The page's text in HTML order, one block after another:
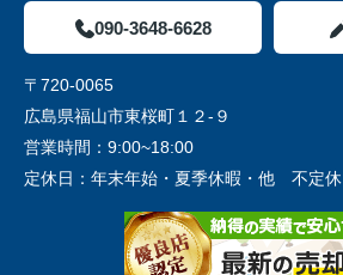
090-3648-6628
〒720-0065
広島県福山市東桜町１２-９
営業時間： 9:00~18:00
定休日： 年末年始・夏季休暇・他 不定休